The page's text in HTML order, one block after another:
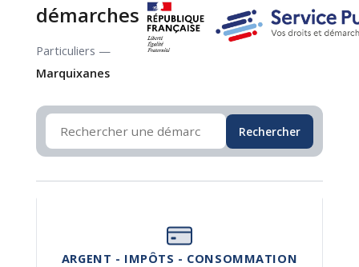
démarches
Particuliers —
Marquixanes
Rechercher
ARGENT - IMPÔTS - CONSOMMATION